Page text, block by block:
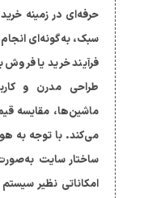
حرفه‌ای در زمینه
سبک، به گونه‌ای
فرآیند خرید یا
طراحی مدرن و
ماشین‌ها، مقایسه
می‌کند. با توجه به
ساختار سایت
امکاناتی نظیر